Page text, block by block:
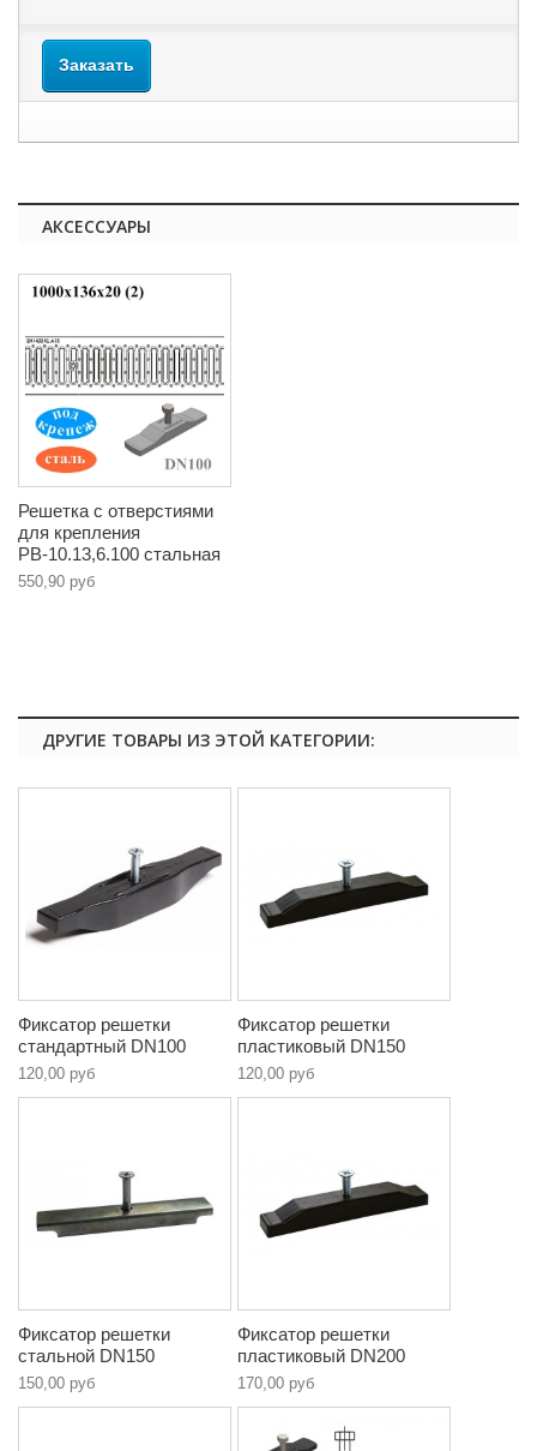
Заказать
АКСЕССУАРЫ
Решетка с отверстиями
для крепления
РВ-10.13,6.100 стальная
550,90 руб
ДРУГИЕ ТОВАРЫ ИЗ ЭТОЙ КАТЕГОРИИ:
Фиксатор решетки
стандартный DN100
120,00 руб
Фиксатор решетки
пластиковый DN150
120,00 руб
Фиксатор решетки
стальной DN150
150,00 руб
Фиксатор решетки
пластиковый DN200
170,00 руб